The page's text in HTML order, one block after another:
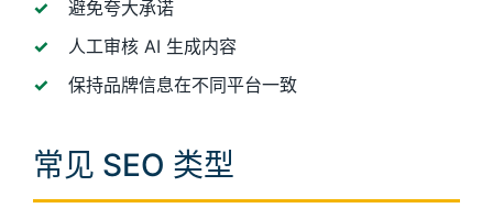
避免夸大承诺
人工审核 AI 生成内容
保持品牌信息在不同平台一致
常见 SEO 类型